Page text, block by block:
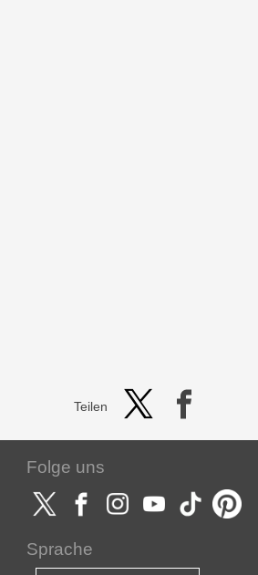
Teilen
Folge uns
Sprache